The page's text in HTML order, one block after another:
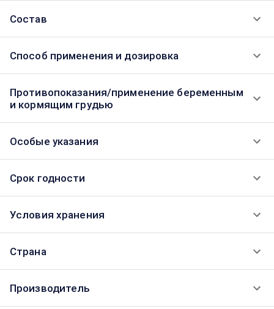
Состав
Способ применения и дозировка
Противопоказания/применение беременным
и кормящим грудью
Особые указания
Срок годности
Условия хранения
Страна
Производитель